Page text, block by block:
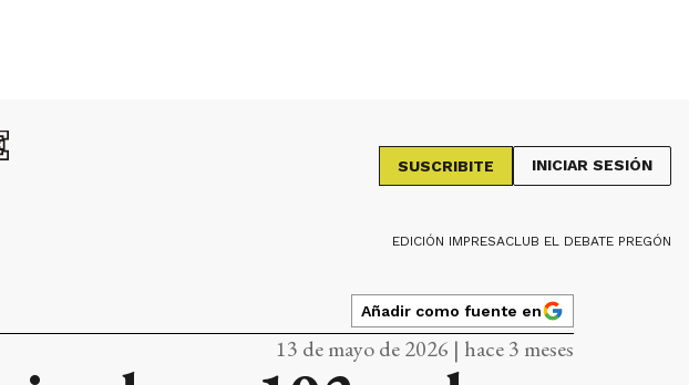
SUSCRIBITE INICIAR SESIÓN
EDICIÓN IMPRESACLUB EL DEBATE PREGÓN
Añadir como fuente en
13 de mayo de 2026 | hace 3 meses